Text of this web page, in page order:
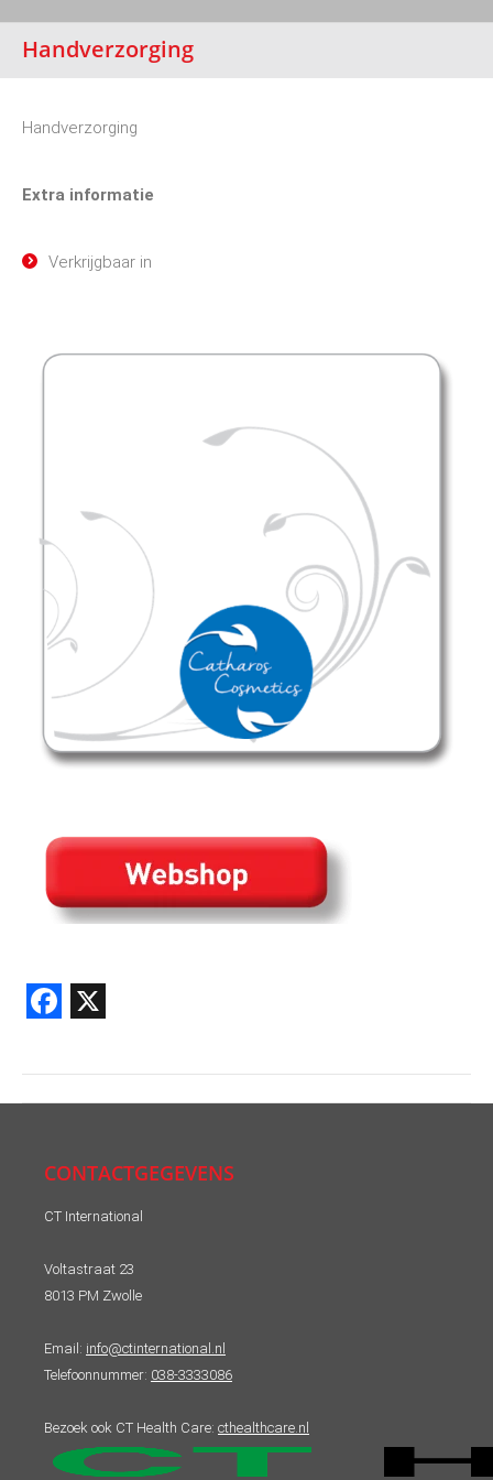
Handverzorging
Handverzorging
Extra informatie
Verkrijgbaar in
CONTACTGEGEVENS
CT International
Voltastraat 23
8013 PM Zwolle
Email: info@ctinternational.nl
Telefoonnummer: 038-3333086
Bezoek ook CT Health Care: cthealthcare.nl